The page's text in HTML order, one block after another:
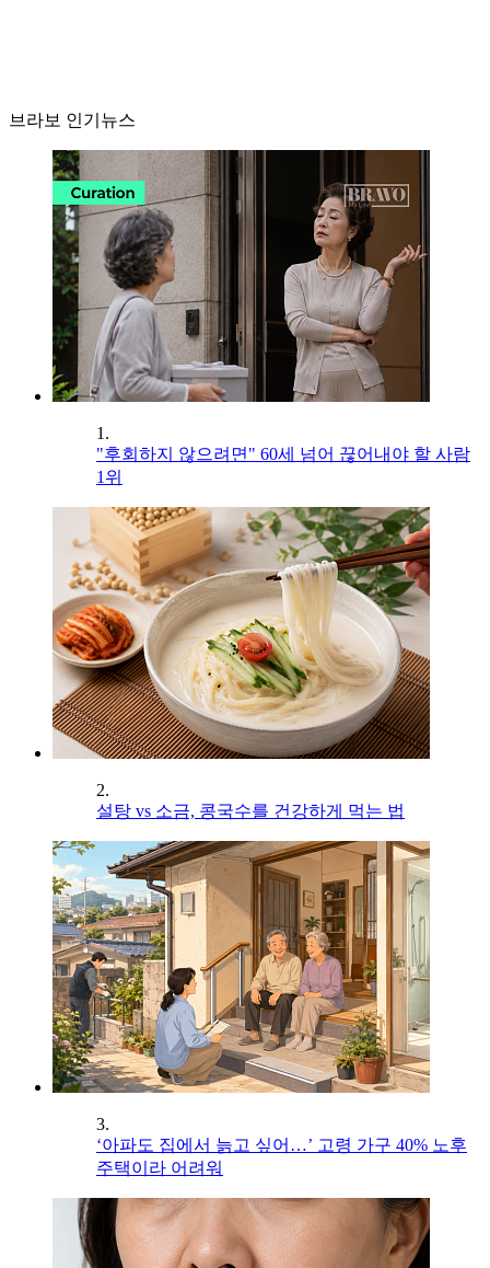
브라보 인기뉴스
1.
"후회하지 않으려면" 60세 넘어 끊어내야 할 사람
1위
2.
설탕 vs 소금, 콩국수를 건강하게 먹는 법
3.
‘아파도 집에서 늙고 싶어…’ 고령 가구 40% 노후
주택이라 어려워